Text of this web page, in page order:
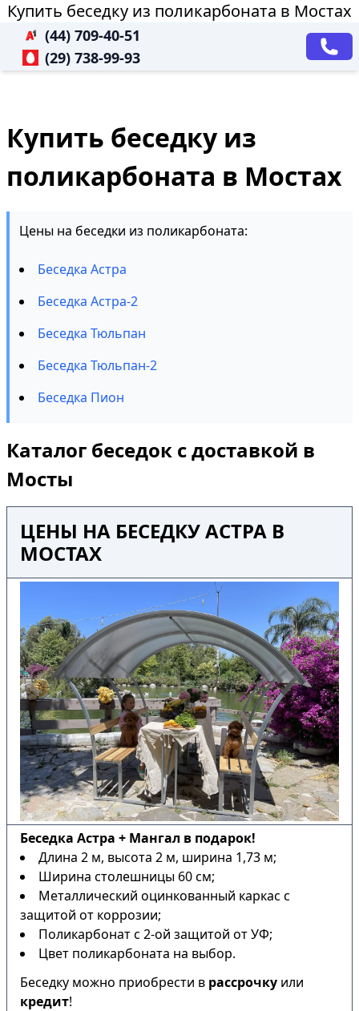
Купить беседку из поликарбоната в Мостах
(44) 709-40-51
(29) 738-99-93
Купить беседку из
поликарбоната в Мостах
Цены на беседки из поликарбоната:
Беседка Астра
Беседка Астра-2
Беседка Тюльпан
Беседка Тюльпан-2
Беседка Пион
Каталог беседок с доставкой в
Мосты
ЦЕНЫ НА БЕСЕДКУ АСТРА В
МОСТАХ
Беседка Астра + Мангал в подарок!
Длина 2 м, высота 2 м, ширина 1,73 м;
Ширина столешницы 60 см;
Металлический оцинкованный каркас с
защитой от коррозии;
Поликарбонат с 2-ой защитой от УФ;
Цвет поликарбоната на выбор.
Беседку можно приобрести в рассрочку или
кредит!